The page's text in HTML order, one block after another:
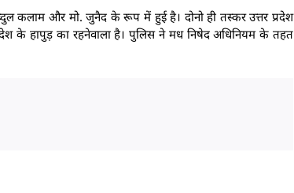
कलाम और मो. जुनैद के रूप में हुई है। दोनो ही तस्कर उत्तर प्रदेश
के हापुड़ का रहनेवाला है। पुलिस ने मध निषेद अधिनियम के तहत